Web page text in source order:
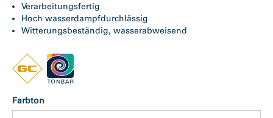
Verarbeitungsfertig
Hoch wasserdampfdurchlässig
Witterungsbeständig, wasserabweisend
Farbton